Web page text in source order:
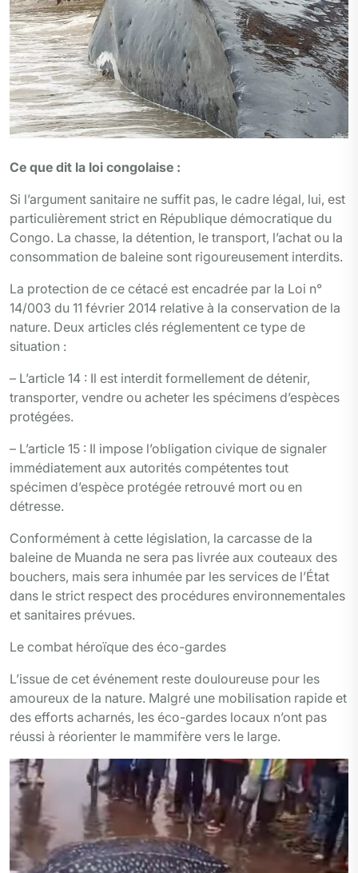
Ce que dit la loi congolaise :
Si l’argument sanitaire ne suffit pas, le cadre légal, lui, est
particulièrement strict en République démocratique du
Congo. La chasse, la détention, le transport, l’achat ou la
consommation de baleine sont rigoureusement interdits.
La protection de ce cétacé est encadrée par la Loi n°
14/003 du 11 février 2014 relative à la conservation de la
nature. Deux articles clés réglementent ce type de
situation :
– L’article 14 : Il est interdit formellement de détenir,
transporter, vendre ou acheter les spécimens d’espèces
protégées.
– L’article 15 : Il impose l’obligation civique de signaler
immédiatement aux autorités compétentes tout
spécimen d’espèce protégée retrouvé mort ou en
détresse.
Conformément à cette législation, la carcasse de la
baleine de Muanda ne sera pas livrée aux couteaux des
bouchers, mais sera inhumée par les services de l’État
dans le strict respect des procédures environnementales
et sanitaires prévues.
Le combat héroïque des éco-gardes
L’issue de cet événement reste douloureuse pour les
amoureux de la nature. Malgré une mobilisation rapide et
des efforts acharnés, les éco-gardes locaux n’ont pas
réussi à réorienter le mammifère vers le large.